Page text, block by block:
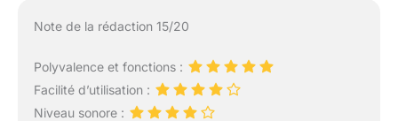
Note de la rédaction 15/20
Polyvalence et fonctions :
Facilité d’utilisation :
Niveau sonore :